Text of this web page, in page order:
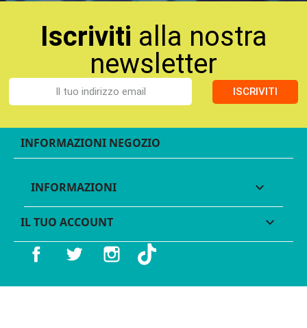
Iscriviti alla nostra
newsletter
ISCRIVITI
INFORMAZIONI NEGOZIO
INFORMAZIONI 
IL TUO ACCOUNT 
Facebook Twitter Instagram